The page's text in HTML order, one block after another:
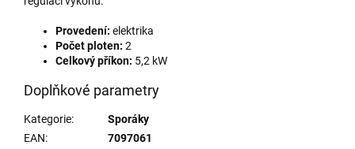
Provedení: elektrika
Počet ploten: 2
Celkový příkon: 5,2 kW
Doplňkové parametry
Kategorie:
Sporáky
EAN:
7097061